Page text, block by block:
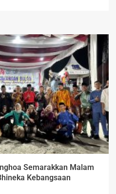
Semarakkan Malam
Kebangsaan